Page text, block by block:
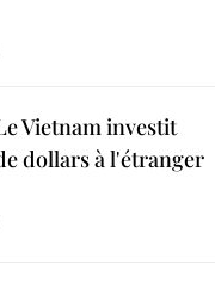
Vietnam investit
dollars à l'étranger